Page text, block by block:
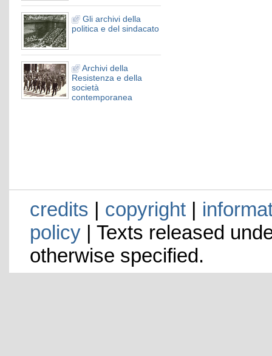
Gli archivi della
politica e del sindacato
Archivi della
Resistenza e della
società
contemporanea
credits | copyright|
policy| Texts released
otherwise specified.